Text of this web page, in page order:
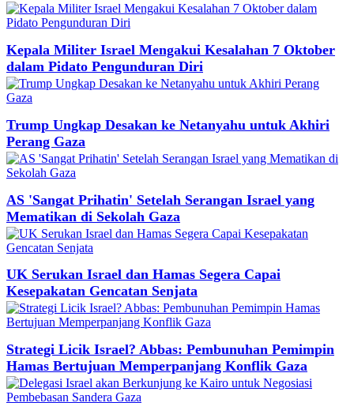
Kepala Militer Israel Mengakui Kesalahan 7 Oktober
dalam Pidato Pengunduran Diri
Trump Ungkap Desakan ke Netanyahu untuk Akhiri
Perang Gaza
AS 'Sangat Prihatin' Setelah Serangan Israel yang
Mematikan di Sekolah Gaza
UK Serukan Israel dan Hamas Segera Capai
Kesepakatan Gencatan Senjata
Strategi Licik Israel? Abbas: Pembunuhan Pemimpin
Hamas Bertujuan Memperpanjang Konflik Gaza